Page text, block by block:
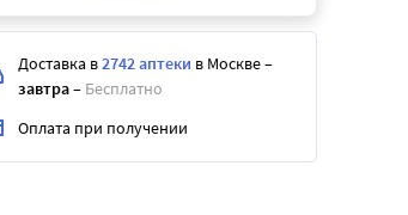
Доставка в2742 аптеки в Москве–
завтра– Бесплатно
Оплата при получении